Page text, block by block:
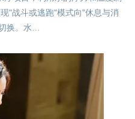
"战斗或逃跑"模式向"休息与消
换。水…